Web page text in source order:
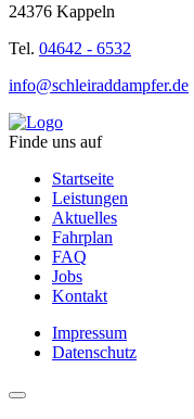
24376 Kappeln
Tel. 04642 - 6532
info@schleiraddampfer.de
Finde uns auf
Startseite
Leistungen
Aktuelles
Fahrplan
FAQ
Jobs
Kontakt
Impressum
Datenschutz